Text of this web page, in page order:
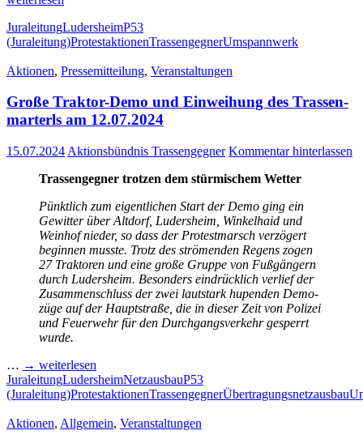
JuraleitungLudersheimP53
(Juraleitung)ProtestaktionenTrassengegnerUmspannwerk
Aktionen, Pressemitteilung, Veranstaltungen
Gro­ße Trak­tor-Demo und Ein­wei­hung des Tras­sen­
mar­terls am 12.07.2024
15.07.2024 Aktionsbündnis Trassengegner Kommentar hinterlassen
Tras­sen­geg­ner trot­zen dem stür­mi­schem Wetter
Pünkt­lich zum eigent­li­chen Start der Demo ging ein
Gewit­ter über Alt­dorf, Luders­heim, Win­kel­haid und
Wein­hof nie­der, so dass der Pro­test­marsch ver­zö­gert
begin­nen muss­te. Trotz des strö­men­den Regens zogen
27 Trak­to­ren und eine gro­ße Grup­pe von Fuß­gän­gern
durch Luders­heim. Beson­ders ein­drück­lich ver­lief der
Zusam­men­schluss der zwei laut­stark hupen­den Demo­
zü­ge auf der Haupt­stra­ße, die in die­ser Zeit von Poli­zei
und Feu­er­wehr für den Durch­gangs­ver­kehr gesperrt
wurde.
… → wei­ter­le­sen
JuraleitungLudersheimNetzausbauP53
(Juraleitung)ProtestaktionenTrassengegnerÜbertragungsnetzausbau
Aktionen, Allgemein, Veranstaltungen